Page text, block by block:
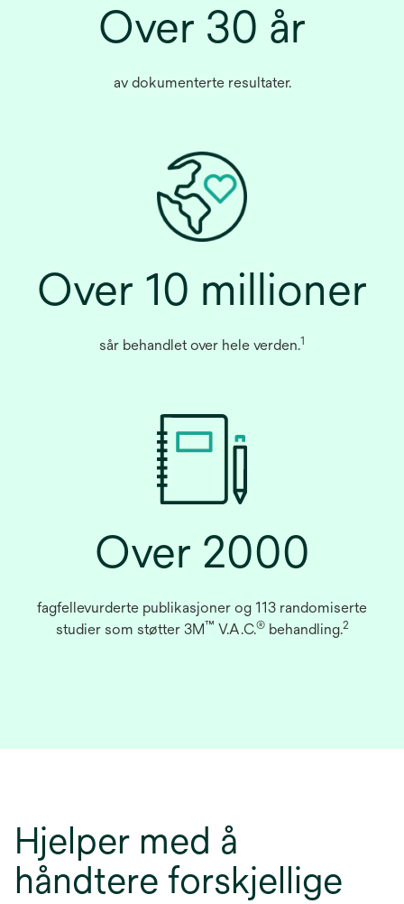
Over 30 år
av dokumenterte resultater.
Over 10 millioner
sår behandlet over hele verden.1
Over 2000
fagfellevurderte publikasjoner og 113 randomiserte
studier som støtter 3M™ V.A.C.®behandling.2
Hjelper med å
håndtere forskjellige